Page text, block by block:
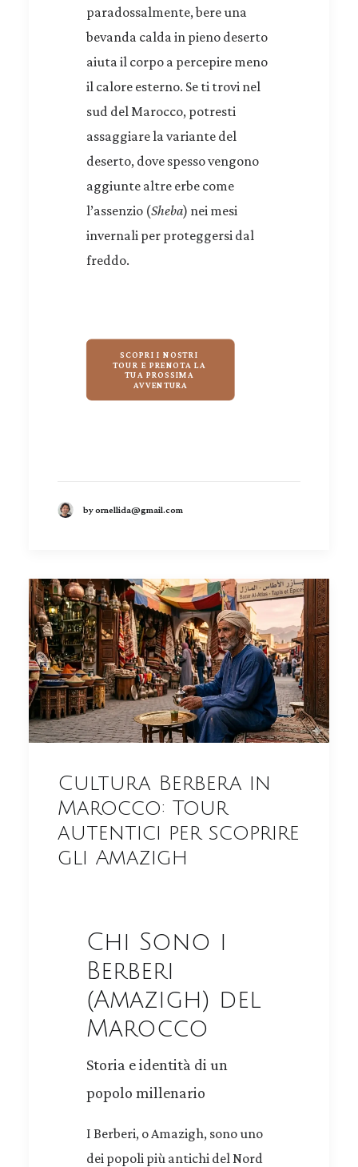
paradossalmente, bere una
bevanda calda in pieno deserto
aiuta il corpo a percepire meno
il calore esterno. Se ti trovi nel
sud del Marocco, potresti
assaggiare la variante del
deserto, dove spesso vengono
aggiunte altre erbe come
l’assenzio (Sheba) nei mesi
invernali per proteggersi dal
freddo.
SCOPRI I NOSTRI
TOUR E PRENOTA LA
TUA PROSSIMA
AVVENTURA
by ornellida@gmail.com
Cultura Berbera in
Marocco: Tour
autentici per scoprire
gli Amazigh
Chi Sono i
Berberi
(Amazigh) del
Marocco
Storia e identità di un
popolo millenario
I Berberi, o Amazigh, sono uno
dei popoli più antichi del Nord